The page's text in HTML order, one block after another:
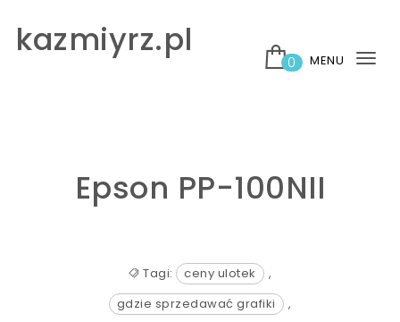
kazmiyrz.pl
0 MENU
Epson PP-100NII
Tagi: ceny ulotek
,
gdzie sprzedawać grafiki
,